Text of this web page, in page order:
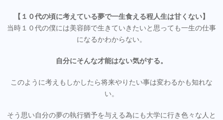
【１０代の頃に考えている夢で一生食える程人生は甘くない】
当時１０代の僕には美容師で生きていきたいと思っても一生の仕事
になるかわからない。
自分にそんな才能はない気がする。
このように考えもしかしたら将来やりたい事は変わるかも知れな
い。
そう思い自分の夢の執行猶予を与える為にも大学に行き色々な人と